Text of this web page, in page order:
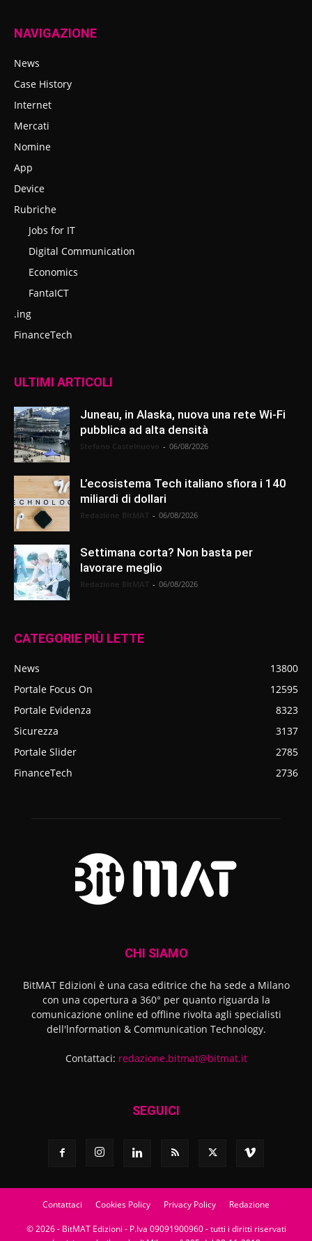
NAVIGAZIONE
News
Case History
Internet
Mercati
Nomine
App
Device
Rubriche
Jobs for IT
Digital Communication
Economics
FantaICT
.ing
FinanceTech
ULTIMI ARTICOLI
Juneau, in Alaska, nuova una rete Wi-Fi
pubblica ad alta densità
- 06/08/2026
L’ecosistema Tech italiano sfiora i 140
miliardi di dollari
- 06/08/2026
Settimana corta? Non basta per
lavorare meglio
- 06/08/2026
CATEGORIE PIÙ LETTE
News
13800
Portale Focus On
12595
Portale Evidenza
8323
Sicurezza
3137
Portale Slider
2785
FinanceTech
2736
CHI SIAMO
BitMAT Edizioni è una casa editrice che ha sede a Milano
con una copertura a 360° per quanto riguarda la
comunicazione online ed offline rivolta agli specialisti
dell'lnformation & Communication Technology.
Contattaci: redazione.bitmat@bitmat.it
SEGUICI
Contattaci Cookies Policy Privacy Policy Redazione
© 2026 - BitMAT Edizioni - P.Iva 09091900960 - tutti i diritti riservati